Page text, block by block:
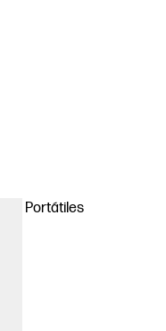
Portátiles